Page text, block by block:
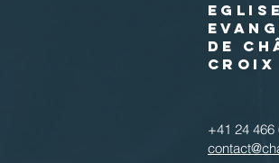
EGLISE
DE
CROIX
+41 24 466